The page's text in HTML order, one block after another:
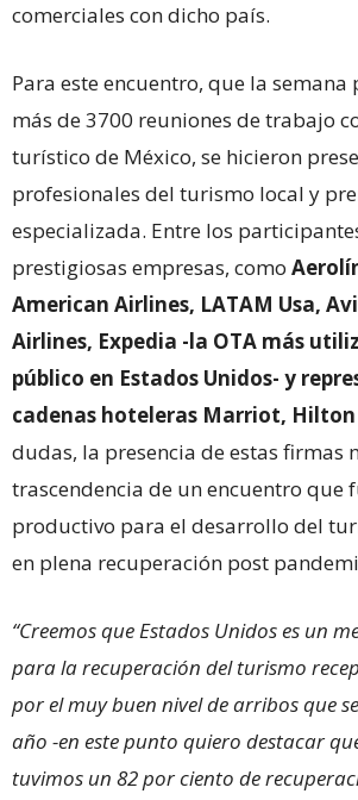
comerciales con dicho país.
Para este encuentro, que la semana
más de 3700 reuniones de trabajo
turístico de México, se hicieron
profesionales del turismo local y
especializada. Entre los
prestigiosas empresas, como
American Airlines, LATAM Usa,
Airlines, Expedia -la OTA más
público en Estados Unidos- y
cadenas hoteleras Marriot,
dudas, la presencia de estas firmas
trascendencia de un encuentro que
productivo para el desarrollo del
en plena recuperación post
“Creemos que Estados Unidos es un
para la recuperación del turismo
por el muy buen nivel de arribos que
año -en este punto quiero destacar
tuvimos un 82 por ciento de